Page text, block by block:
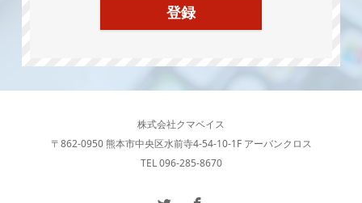
株式会社クマベイス
〒862-0950 熊本市中央区水前寺4-54-10-1F アーバンクロス
TEL 096-285-8670